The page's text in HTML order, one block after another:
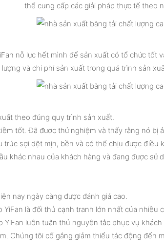
thể cung cấp các giải pháp thực tế theo
nỗ lực hết mình để sản xuất có tổ chức
và chi phí sản xuất trong quá trình sản
theo đúng quy trình sản xuất.
tốt. Đã được thử nghiệm và thấy rằng nó bị
trúc sợi dệt mịn, bền và có thể chịu được điều
khác nhau của khách hàng và đang được sử
nay ngày càng được đánh giá cao.
YiFan là đối thủ cạnh tranh lớn nhất của nhiều
YiFan luôn tuân thủ nguyên tắc phục vụ
Chúng tôi cố gắng giảm thiểu tác động đến